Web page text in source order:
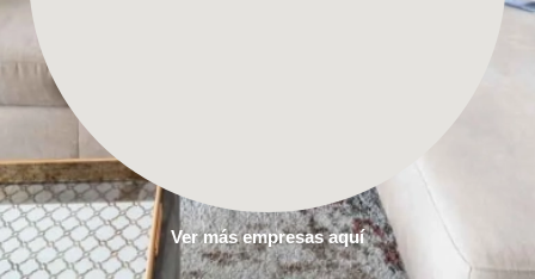
Ver más empresas aquí